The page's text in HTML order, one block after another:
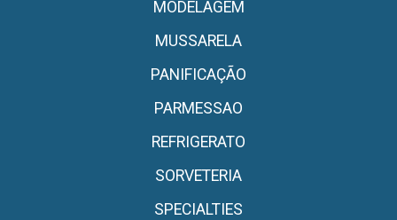
MODELAGEM
MUSSARELA
PANIFICAÇÃO
PARMESSAO
REFRIGERATO
SORVETERIA
SPECIALTIES